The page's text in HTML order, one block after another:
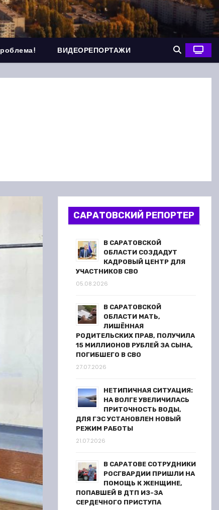
ВИДЕОРЕПОРТАЖИ
САРАТОВСКИЙ РЕПОРТЕР
В САРАТОВСКОЙ
ОБЛАСТИ СОЗДАДУТ
КАДРОВЫЙ ЦЕНТР ДЛЯ
УЧАСТНИКОВ СВО
05.08.2026
В САРАТОВСКОЙ
ОБЛАСТИ МАТЬ,
ЛИШЁННАЯ
РОДИТЕЛЬСКИХ ПРАВ, ПОЛУЧИЛА
15 МИЛЛИОНОВ РУБЛЕЙ ЗА СЫНА,
ПОГИБШЕГО В СВО
27.07.2026
НЕТИПИЧНАЯ СИТУАЦИЯ:
НА ВОЛГЕ УВЕЛИЧИЛАСЬ
ПРИТОЧНОСТЬ ВОДЫ,
ДЛЯ ГЭС УСТАНОВЛЕН НОВЫЙ
РЕЖИМ РАБОТЫ
21.07.2026
В САРАТОВЕ СОТРУДНИКИ
РОСГВАРДИИ ПРИШЛИ НА
ПОМОЩЬ К ЖЕНЩИНЕ,
ПОПАВШЕЙ В ДТП ИЗ-ЗА
СЕРДЕЧНОГО ПРИСТУПА